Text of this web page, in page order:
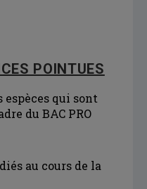
POINTUES
qui sont
du BAC PRO
au cours de la